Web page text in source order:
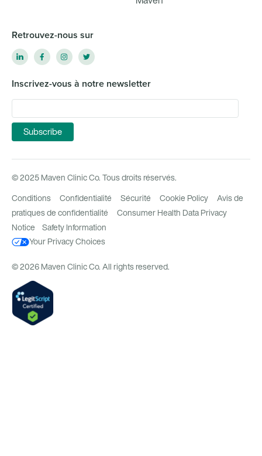
Retrouvez-nous sur
Inscrivez-vous à notre newsletter
© 2025 Maven Clinic Co. Tous droits réservés.
Conditions Confidentialité Sécurité Cookie Policy
Avis de
pratiques de confidentialité
Consumer Health Data Privacy
Notice
Safety Information
Your Privacy Choices
© 2026 Maven Clinic Co. All rights reserved.